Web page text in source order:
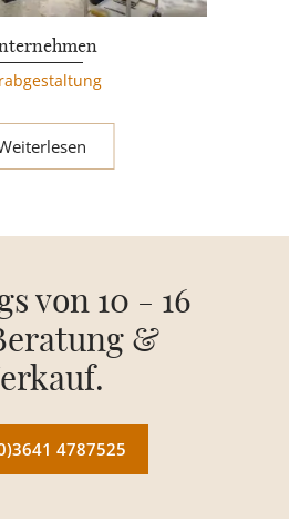
von 10 - 16
&
4787525